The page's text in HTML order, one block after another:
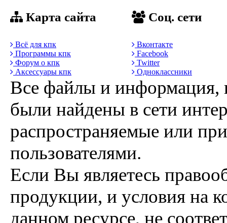
Карта сайта
Всё для кпк
Программы кпк
Форум о кпк
Аксессуары кпк
Соц. сети
Вконтакте
Facebook
Twitter
Одноклассники
Все файлы и информация,
были найдены в сети
распространяемые или
пользователями.
Если Вы являетесь
продукции, и условия на
данном ресурсе, не